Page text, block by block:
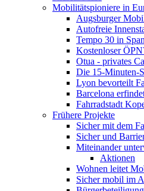
Mobilitätspioniere in
Augsburger
Autofreie
Tempo 30 in
Kostenloser
Otua - privates
Die 15-Minuten-
Lyon bevorteilt
Barcelona
Fahrradstadt
Frühere Projekte
Sicher mit dem
Sicher und
Miteinander
Aktionen
Wohnen leitet
Sicher mobil im